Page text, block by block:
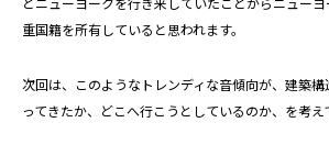
重国籍を所有していると思われます。
次回は、このようなトレンディな音傾向が、建築
ってきたか、どこへ行こうとしているのか、を考え